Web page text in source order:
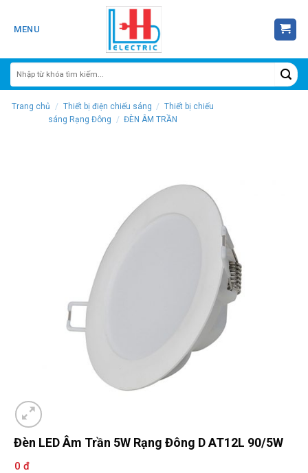
MENU
Trang chủ / Thiết bị điện chiếu sáng / Thiết bị chiếu
sáng Rạng Đông / ĐÈN ÂM TRẦN
Đèn LED Âm Trần 5W Rạng Đông D AT12L 90/5W
0 đ